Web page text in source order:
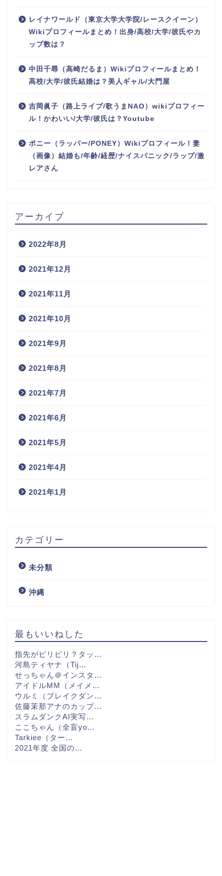
レイナワールド（東京大学大学院/レースクイーン）
Wikiプロフィールまとめ！出身/高校/大学/彼氏やカ
ップ数は？
中田千尋（高崎だるま）Wikiプロフィールまとめ！
高校/大学/彼氏結婚は？美人ギャル/大門屋
吉岡眞子（路上ライブ/歌うまNAO）wikiプロフィー
ル！かわいい/大学/彼氏は？Youtube
ポニー（ラッパー/PONEY）Wikiプロフィール！妻
（画像）結婚も/年齢/経歴/ナイスパニック/ラップ/激
レアさん
アーカイブ
2022年8月
2021年12月
2021年11月
2021年10月
2021年9月
2021年8月
2021年7月
2021年6月
2021年5月
2021年4月
2021年1月
カテゴリー
未分類
沖縄
最もいいねした
指先がピリピリ？タッ…
河島ティヤナ（Tij…
せっちゃん＠インスタ…
アイドルMM（メイメ…
ウルミ（ブレイクダン…
佐藤茉那アナのカップ…
スラムダンクAI実写…
ここちゃん（全盲yo…
Tarkiee（ター…
2021年度 全国の…